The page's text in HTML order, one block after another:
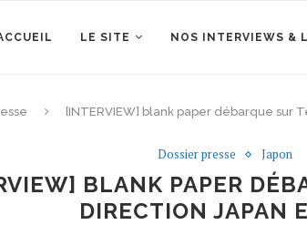
LE SITE NOS INTERVIEWS &
[INTERVIEW] blank paper débarque sur
Dossier presse Japon
BLANK PAPER
DIRECTION JAPAN